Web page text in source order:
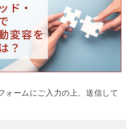
ォームにご入力の上、送信して